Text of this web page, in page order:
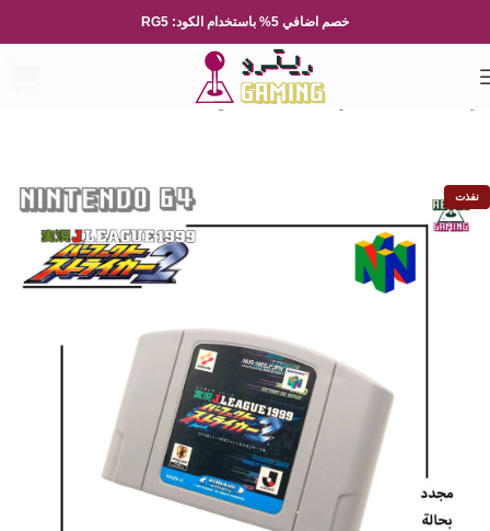
خصم اضافي 5% باستخدام الكود: RG5
Nintendo نينتيندو 64
نفذت